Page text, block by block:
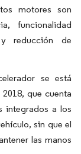
motores son
funcionalidad
reducción de
se está
que cuenta
integrados a los
sin que el
las manos